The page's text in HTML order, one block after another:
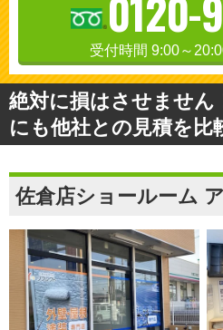
受付時間 9:00～
絶対に損はさせません
にも他社との見積を比
佐倉店ショールーム